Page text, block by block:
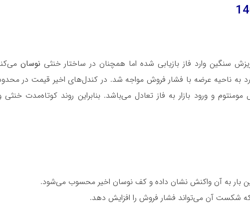
سنگین وارد فاز بازیابی شده اما همچنان در ساختار خنثی نوسان
به ناحیه عرضه با فشار فروش مواجه شد. در کندل‌های اخیر قیمت در
و ورود بازار به فاز تعادل می‌باشد. بنابراین روند کوتاه‌مدت خنثی